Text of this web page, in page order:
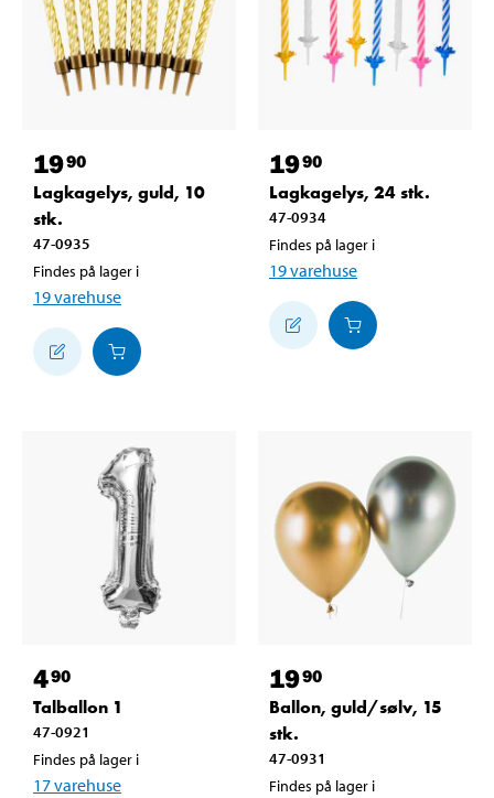
1990
Lagkagelys, guld, 10
stk.
47-0935
Findes på lager i
19varehuse
1990
Lagkagelys, 24 stk.
47-0934
Findes på lager i
19varehuse
490
Talballon 1
47-0921
Findes på lager i
17varehuse
1990
Ballon, guld/sølv, 15
stk.
47-0931
Findes på lager i